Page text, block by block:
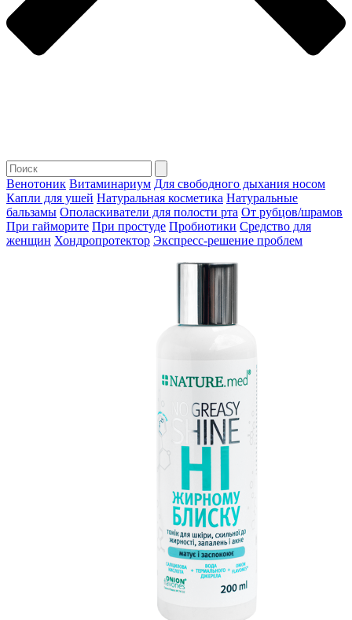
Венотоник Витаминариум Для свободного дыхания носом
Капли для ушей Натуральная косметика Натуральные
бальзамы Ополаскиватели для полости рта От рубцов/шрамов
При гайморите При простуде Пробиотики Средство для
женщин Хондропротектор Экспресс-решение проблем